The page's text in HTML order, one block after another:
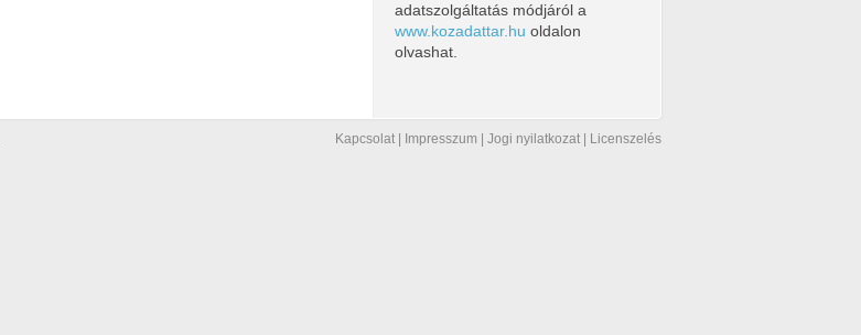
adatszolgáltatás módjáról a
www.kozadattar.hu oldalon
olvashat.
Kapcsolat Impresszum Jogi nyilatkozat Licenszelés